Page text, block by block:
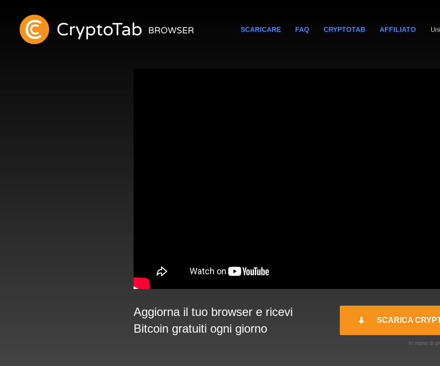
SCARICARE FAQ CRYPTOTAB AFFILIATO
Aggiorna il tuo browser e ricevi
Bitcoin gratuiti ogni giorno
SCARICA
In meno di